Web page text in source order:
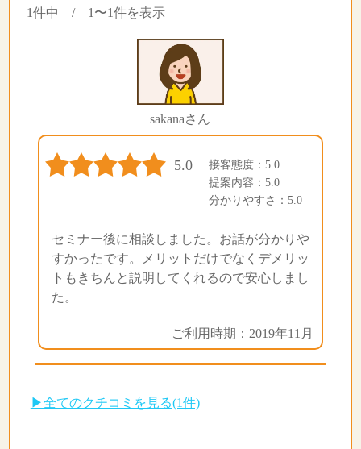
1件中 / 1〜1件を表示
sakanaさん
5.0
接客態度：5.0
提案内容：5.0
分かりやすさ：5.0
セミナー後に相談しました。お話が分かりや
すかったです。メリットだけでなくデメリッ
トもきちんと説明してくれるので安心しまし
た。
ご利用時期：2019年11月
▶全てのクチコミを見る(1件)